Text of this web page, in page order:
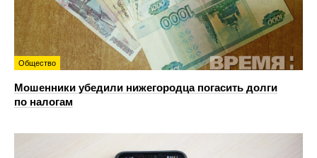
Общество
Мошенники убедили нижегородца погасить долги
по налогам